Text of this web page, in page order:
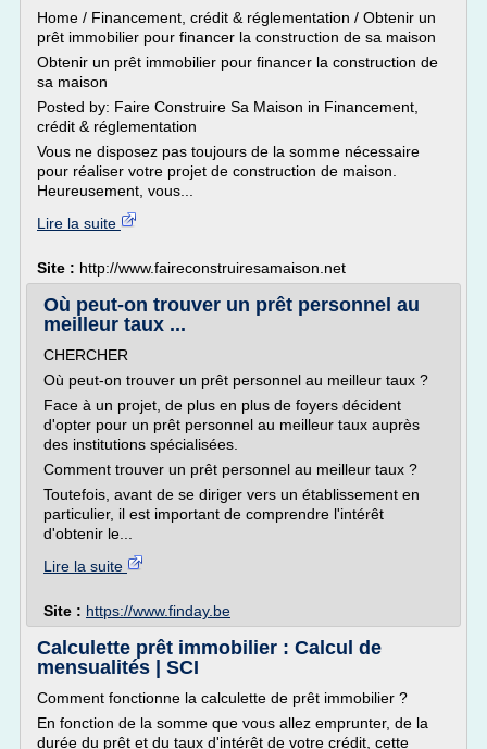
Home / Financement, crédit & réglementation / Obtenir un
prêt immobilier pour financer la construction de sa maison
Obtenir un prêt immobilier pour financer la construction de
sa maison
Posted by: Faire Construire Sa Maison in Financement,
crédit & réglementation
Vous ne disposez pas toujours de la somme nécessaire
pour réaliser votre projet de construction de maison.
Heureusement, vous...
Lire la suite
Site : http://www.faireconstruiresamaison.net
Où peut-on trouver un prêt personnel au
meilleur taux ...
CHERCHER
Où peut-on trouver un prêt personnel au meilleur taux ?
Face à un projet, de plus en plus de foyers décident
d'opter pour un prêt personnel au meilleur taux auprès
des institutions spécialisées.
Comment trouver un prêt personnel au meilleur taux ?
Toutefois, avant de se diriger vers un établissement en
particulier, il est important de comprendre l'intérêt
d'obtenir le...
Lire la suite
Site : https://www.finday.be
Calculette prêt immobilier : Calcul de
mensualités | SCI
Comment fonctionne la calculette de prêt immobilier ?
En fonction de la somme que vous allez emprunter, de la
durée du prêt et du taux d'intérêt de votre crédit, cette